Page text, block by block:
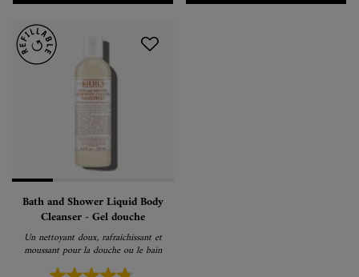
Bath and Shower Liquid Body
Cleanser - Gel douche
Un nettoyant doux, rafraîchissant et
moussant pour la douche ou le bain